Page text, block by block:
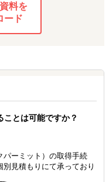
料を
ード
ことは可能ですか？
パーミット）の取得手続
見積もりにて承っており